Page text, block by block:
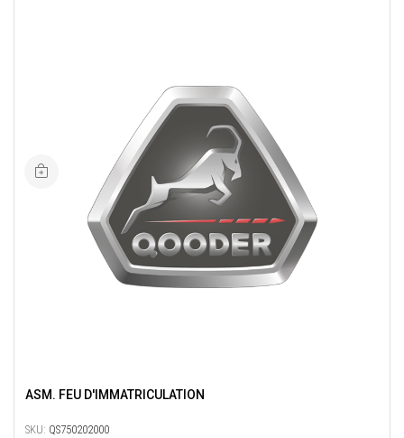
ASM. FEU D'IMMATRICULATION
SKU: QS750202000